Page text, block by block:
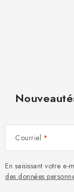
Courriel
En saisissant votre e-
des données